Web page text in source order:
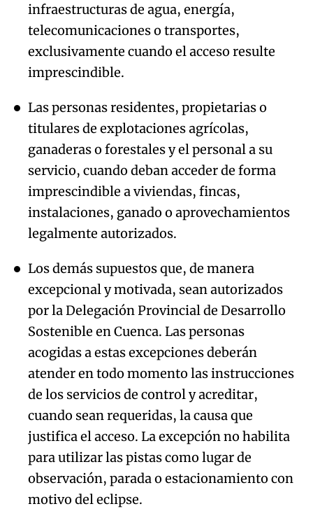
infraestructuras de agua, energía,
telecomunicaciones o transportes,
exclusivamente cuando el acceso resulte
imprescindible.
Las personas residentes, propietarias o
titulares de explotaciones agrícolas,
ganaderas o forestales y el personal a su
servicio, cuando deban acceder de forma
imprescindible a viviendas, fincas,
instalaciones, ganado o aprovechamientos
legalmente autorizados.
Los demás supuestos que, de manera
excepcional y motivada, sean autorizados
por la Delegación Provincial de Desarrollo
Sostenible en Cuenca. Las personas
acogidas a estas excepciones deberán
atender en todo momento las instrucciones
de los servicios de control y acreditar,
cuando sean requeridas, la causa que
justifica el acceso. La excepción no habilita
para utilizar las pistas como lugar de
observación, parada o estacionamiento con
motivo del eclipse.